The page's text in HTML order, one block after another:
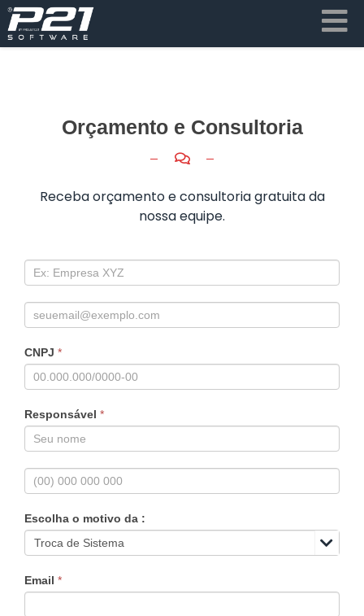
Orçamento e Consultoria
Receba orçamento e consultoria gratuita da
nossa equipe.
CNPJ *
Responsável *
Escolha o motivo da :

Email *